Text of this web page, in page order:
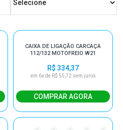
CAIXA DE LIGAÇÃO CARCAÇA
112/132 MOTOFREIO W21
R$ 334,37
em 6x de R$ 55,72 sem juros